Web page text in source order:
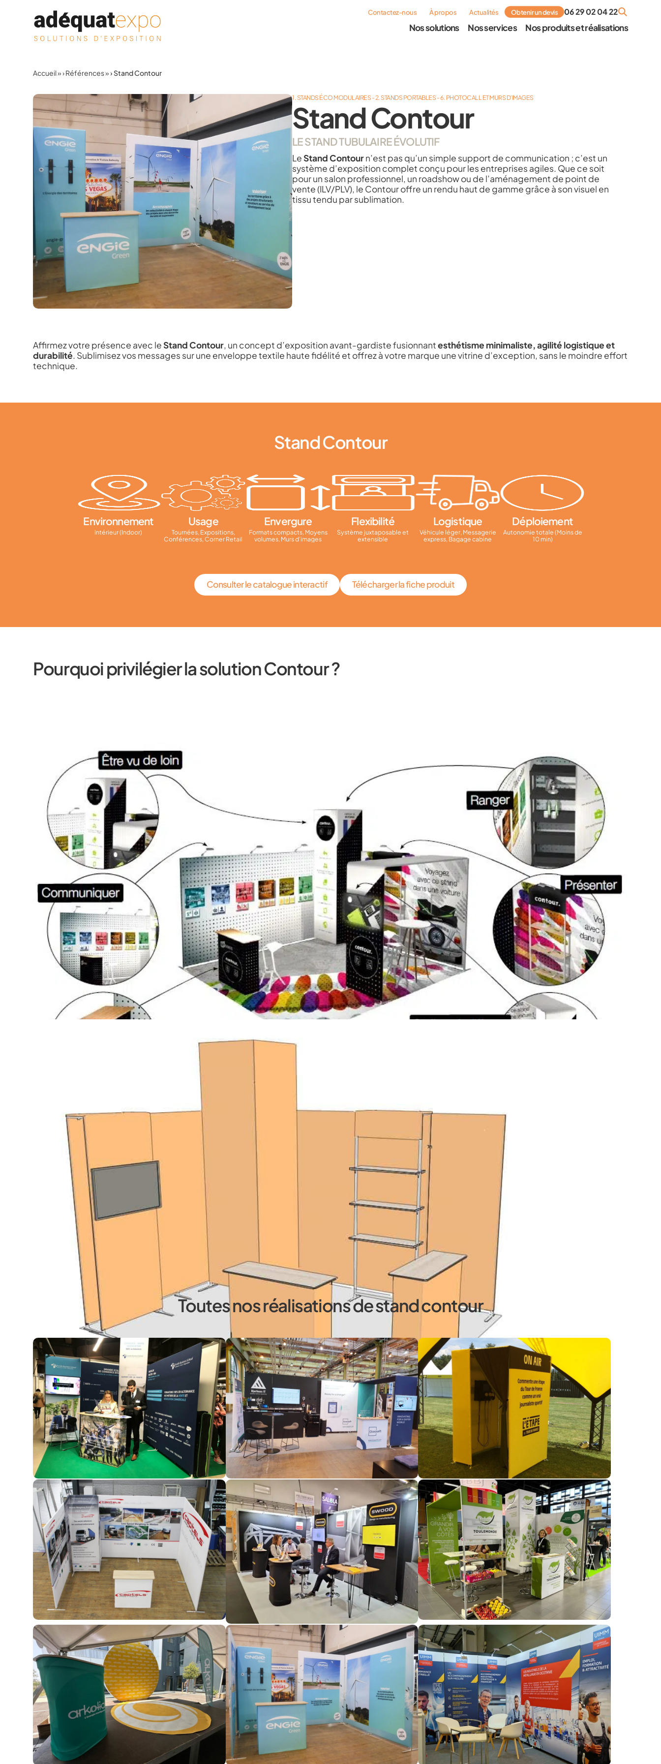
Nos solutions Nos services Nos produits et réalisations
Contactez-nous À propos Actualités Obtenir un devis 06 29 02 04 22
Accueil» Références» Stand Contour
1. STANDS ÉCO MODULAIRES - 2. STANDS PORTABLES - 6. PHOTOCALL ET MURS D’IMAGES
Stand Contour
LE STAND TUBULAIRE ÉVOLUTIF
LeStand Contourn’est pas qu’un simple support de communication ; c’est un
système d’exposition complet conçu pour les entreprises agiles. Que ce soit
pour un salon professionnel, un roadshow ou de l’aménagement de point de
vente (ILV/PLV), le Contour offre un rendu haut de gamme grâce à son visuel en
tissu tendu par sublimation.
Affirmez votre présence avec leStand Contour, un concept d’exposition avant-gardiste fusionnantesthétisme minimaliste, agilité logistique et
durabilité. Sublimisez vos messages sur une enveloppe textile haute fidélité et offrez à votre marque une vitrine d’exception, sans le moindre effort
technique.
Stand Contour
Environnement
Intérieur (Indoor)
Usage
Tournées, Expositions,
Conférences, Corner Retail
Envergure
Formats compacts, Moyens
volumes, Murs d'images
Flexibilité
Système juxtaposable et
extensible
Logistique
Véhicule léger, Messagerie
express, Bagage cabine
Déploiement
Autonomie totale (Moins de
10 min)
Consulter le catalogue interactif Télécharger la fiche produit
Pourquoi privilégier la solution Contour ?
outillage requis, une mise en place fluide et sans stress.
Un poids plume logé dans une mallette de transport à roulettes
optimisée. Idéal pour les déplacements stratégiques en train ou par
coursier.
tension parfaite, une colorimétrie profonde et un aspect sans raccord.
Couplez vos cadres pour structurer des espaces sur-mesure. Intégrez
des modules multimédias ou des zones de stockage selon vos
enjeux.Éliminez les prestataires de montage. La structure pérenne vous
permet de renouveler vos messages à moindre coût en remplaçant
Toutes nos réalisations de stand contour